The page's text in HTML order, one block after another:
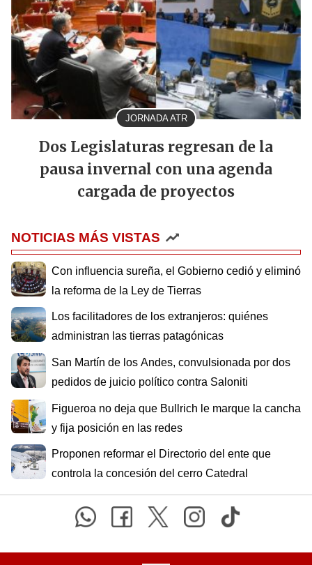
JORNADA ATR
Dos Legislaturas regresan de la
pausa invernal con una agenda
cargada de proyectos
NOTICIAS MÁS VISTAS
Con influencia sureña, el Gobierno cedió y eliminó
la reforma de la Ley de Tierras
Los facilitadores de los extranjeros: quiénes
administran las tierras patagónicas
San Martín de los Andes, convulsionada por dos
pedidos de juicio político contra Saloniti
Figueroa no deja que Bullrich le marque la cancha
y fija posición en las redes
Proponen reformar el Directorio del ente que
controla la concesión del cerro Catedral